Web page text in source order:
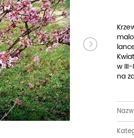
Truskawki i poziomki
Winogrona
Żurawiny
Pozostałe
Dęby
Glediczje
Głogi
Graby
Jabłonie ozdobne
Jarzębiny i jarząby
Forsycje
Hortensje
Kaliny
w
na